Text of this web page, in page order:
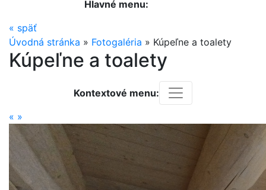
Hlavné menu:
« späť
Úvodná stránka » Fotogaléria » Kúpeľne a toalety
Kúpeľne a toalety
Kontextové menu:
« »